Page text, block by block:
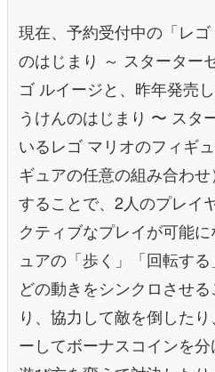
現在、予約受付中の「レ
のはじまり ～ スターター
ゴ ルイージと、昨年発売
うけんのはじまり 〜 スタ
いるレゴ マリオのフィギ
ギュアの任意の組み合わ
することで、2人のプレイ
クティブなプレイが可能
ュアの「歩く」「回転す
どの動きをシンクロさせ
り、協力して敵を倒した
ーしてボーナスコインを